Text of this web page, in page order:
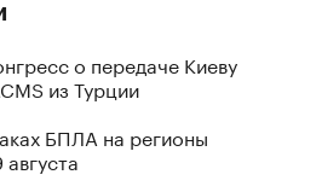
о передаче Киеву
из Турции
БПЛА на регионы